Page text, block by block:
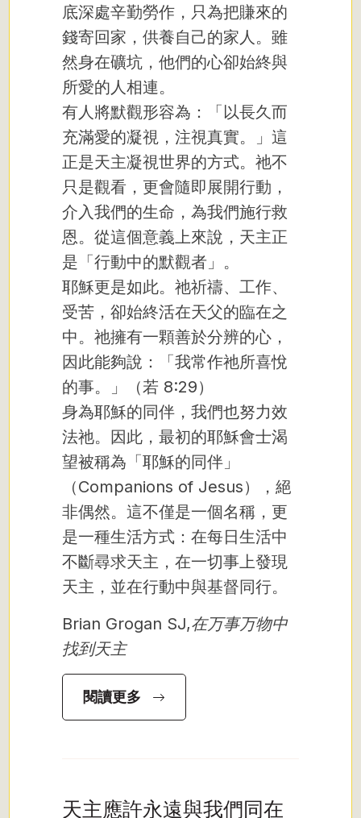
底深處辛勤勞作，只為把賺來的
錢寄回家，供養自己的家人。雖
然身在礦坑，他們的心卻始終與
所愛的人相連。
有人將默觀形容為：「以長久而
充滿愛的凝視，注視真實。」這
正是天主凝視世界的方式。祂不
只是觀看，更會隨即展開行動，
介入我們的生命，為我們施行救
恩。從這個意義上來說，天主正
是「行動中的默觀者」。
耶穌更是如此。祂祈禱、工作、
受苦，卻始終活在天父的臨在之
中。祂擁有一顆善於分辨的心，
因此能夠說：「我常作祂所喜悅
的事。」（若 8:29）
身為耶穌的同伴，我們也努力效
法祂。因此，最初的耶穌會士渴
望被稱為「耶穌的同伴」
（Companions of Jesus），絕
非偶然。這不僅是一個名稱，更
是一種生活方式：在每日生活中
不斷尋求天主，在一切事上發現
天主，並在行動中與基督同行。
Brian Grogan SJ,在万事万物中
找到天主
閱讀更多
天主應許永遠與我們同在